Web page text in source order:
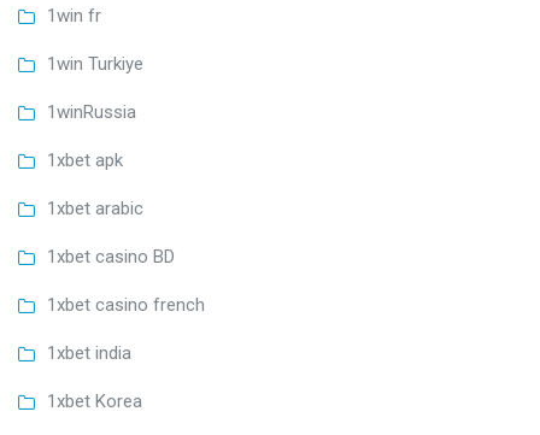
1win fr
1win Turkiye
1winRussia
1xbet apk
1xbet arabic
1xbet casino BD
1xbet casino french
1xbet india
1xbet Korea